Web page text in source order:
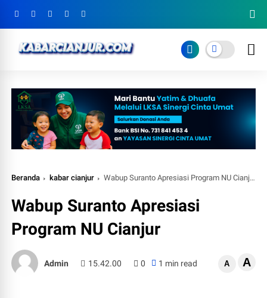
Beranda kabar cianjur Wabup Suranto Apresiasi Program NU Cianjur
Wabup Suranto Apresiasi
Program NU Cianjur
Admin 15.42.00 0 1 min read A A